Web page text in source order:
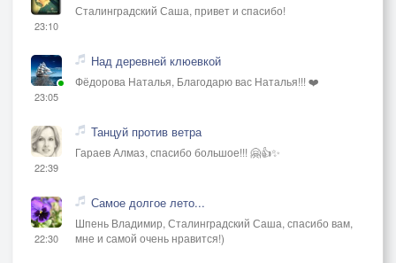
23:10
Сталинградский Саша, привет и спасибо!
23:05
Над деревней клюевкой
Фёдорова Наталья, Благодарю вас Наталья!!! ❤️
22:39
Танцуй против ветра
Гараев Алмаз, спасибо большое!!! 🤗👍✨
22:30
Самое долгое лето...
Шпень Владимир, Сталинградский Саша, спасибо вам,
мне и самой очень нравится!)